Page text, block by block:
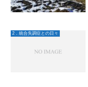
2．統合失調症との日々